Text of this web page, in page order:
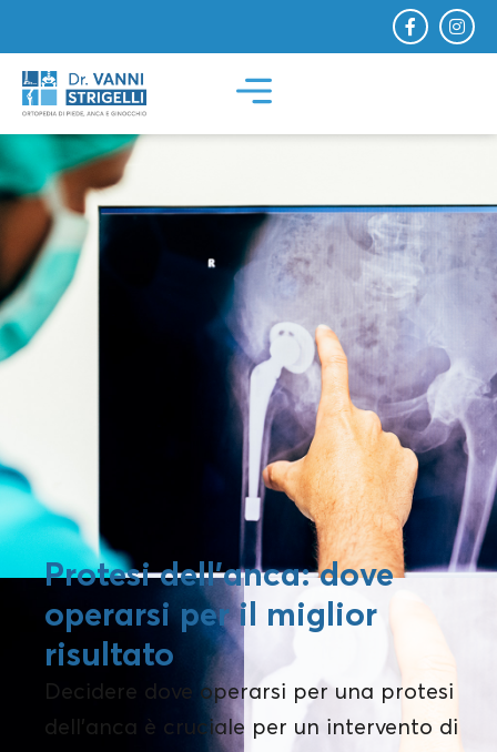
Protesi dell’anca: dove
operarsi per il miglior
risultato
Decidere dove operarsi per una protesi
dell'anca è cruciale per un intervento di